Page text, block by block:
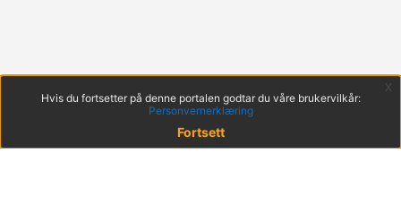
Hvis du fortsetter på denne portalen godtar du våre brukervilkår:
Personvernerklæring
Fortsett
x